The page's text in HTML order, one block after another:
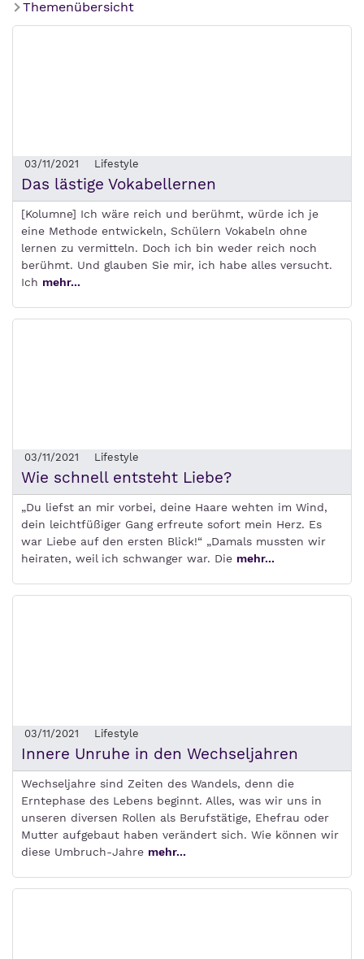
Themenübersicht
03/11/2021 Lifestyle
Das lästige Vokabellernen
[Kolumne] Ich wäre reich und berühmt, würde ich je
eine Methode entwickeln, Schülern Vokabeln ohne
lernen zu vermitteln. Doch ich bin weder reich noch
berühmt. Und glauben Sie mir, ich habe alles versucht.
Ich mehr...
03/11/2021 Lifestyle
Wie schnell entsteht Liebe?
„Du liefst an mir vorbei, deine Haare wehten im Wind,
dein leichtfüßiger Gang erfreute sofort mein Herz. Es
war Liebe auf den ersten Blick!“ „Damals mussten wir
heiraten, weil ich schwanger war. Die mehr...
03/11/2021 Lifestyle
Innere Unruhe in den Wechseljahren
Wechseljahre sind Zeiten des Wandels, denn die
Erntephase des Lebens beginnt. Alles, was wir uns in
unseren diversen Rollen als Berufstätige, Ehefrau oder
Mutter aufgebaut haben verändert sich. Wie können wir
diese Umbruch-Jahre mehr...